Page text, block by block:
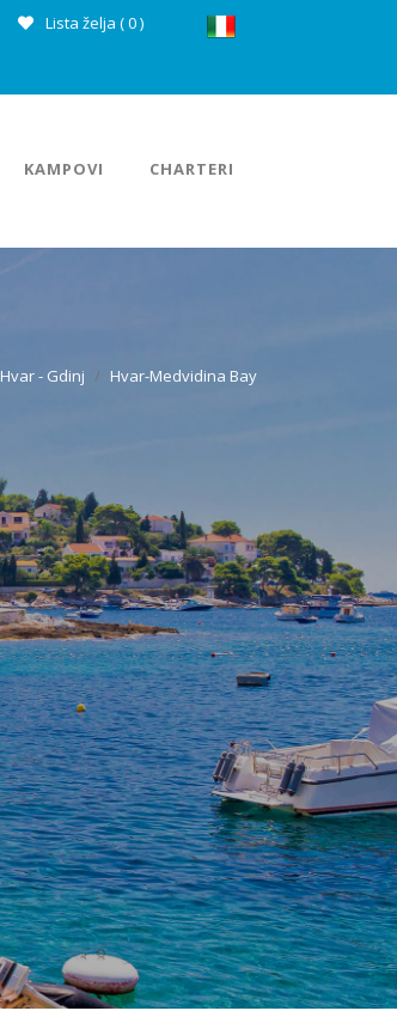
Lista želja (0)
KAMPOVI CHARTERI
Hvar - Gdinj Hvar-Medvidina Bay